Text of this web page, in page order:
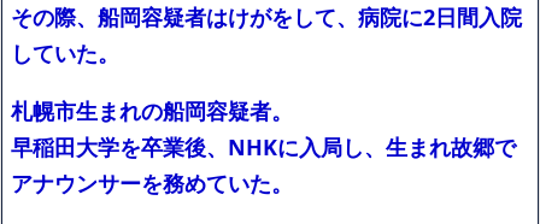
その際、船岡容疑者はけがをして、病院に2日間入院
していた。
札幌市生まれの船岡容疑者。
早稲田大学を卒業後、NHKに入局し、生まれ故郷で
アナウンサーを務めていた。